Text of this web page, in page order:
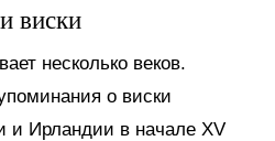
виски
несколько веков.
о виски
и Ирландии в начале XV